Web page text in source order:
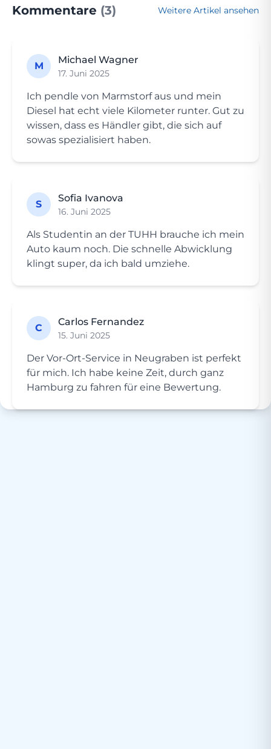
Kommentare (3) Weitere Artikel ansehen
M
Michael Wagner
17. Juni 2025
Ich pendle von Marmstorf aus und mein
Diesel hat echt viele Kilometer runter. Gut zu
wissen, dass es Händler gibt, die sich auf
sowas spezialisiert haben.
S
Sofia Ivanova
16. Juni 2025
Als Studentin an der TUHH brauche ich mein
Auto kaum noch. Die schnelle Abwicklung
klingt super, da ich bald umziehe.
C
Carlos Fernandez
15. Juni 2025
Der Vor-Ort-Service in Neugraben ist perfekt
für mich. Ich habe keine Zeit, durch ganz
Hamburg zu fahren für eine Bewertung.